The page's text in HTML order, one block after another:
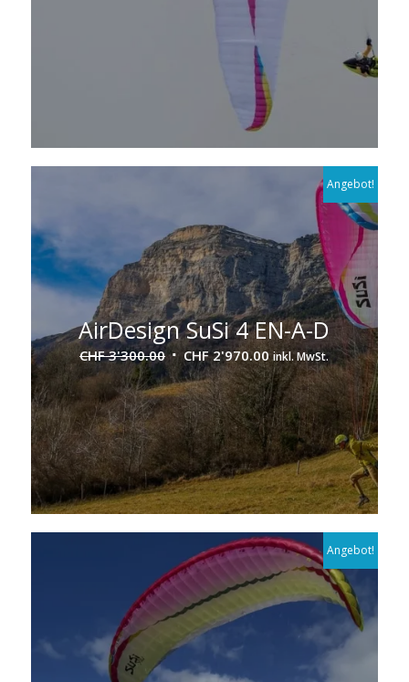
CHF 4'500.00
CHF 4'050.00.
AirDesign SuSi 4 EN-A-D
CHF3'300.00Ursprünglicher
Preis
war:
CHF 3'300.00
CHF2'970.00Aktueller
Preis
ist:
CHF 2'970.00.
inkl. MwSt.
Angebot!
Angebot!